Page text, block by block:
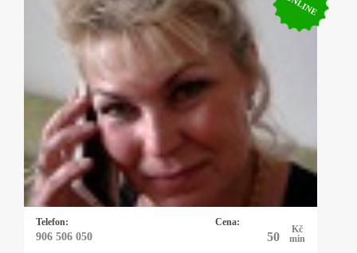
Telefon:
906 506 050
Cena:
50
Kč
min
Kartářka Michaela
Pro své klienty je Michaela pojmem, neboť ví
ihned jádro problému a je velmi přesná, pokud
potřebujete rychlou, jasnou odpověď můžete
zvolit právě ji a budete překvapeni, co vše ví.